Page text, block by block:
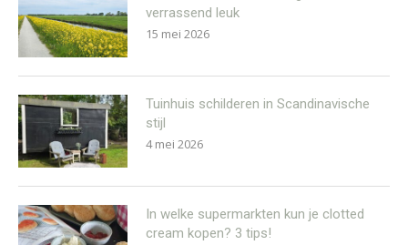
verrassend leuk
15 mei 2026
Tuinhuis schilderen in Scandinavische
stijl
4 mei 2026
In welke supermarkten kun je clotted
cream kopen? 3 tips!